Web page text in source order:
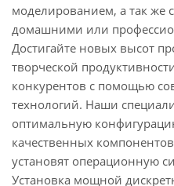
моделированием, а так же
домашними или
Достигайте новых высот
творческой
конкурентов с помощью
технологий. Наши
оптимальную
качественных
установят операционную
Установка мощной